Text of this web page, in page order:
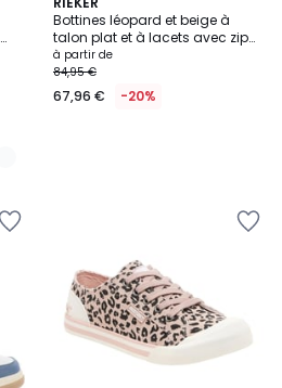
Bottines léopard et beige à
talon plat et à lacets avec zip
latéral doré
à partir de
84,95 €
67,96 € -20%